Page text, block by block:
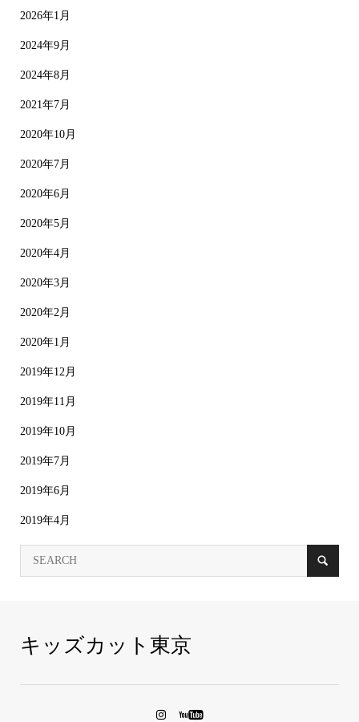
2026年1月
2024年9月
2024年8月
2021年7月
2020年10月
2020年7月
2020年6月
2020年5月
2020年4月
2020年3月
2020年2月
2020年1月
2019年12月
2019年11月
2019年10月
2019年7月
2019年6月
2019年4月
キッズカット東京